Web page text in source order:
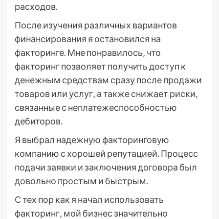
расходов.
После изучения различных вариантов
финансирования я остановился на
факторинге. Мне понравилось‚ что
факторинг позволяет получить доступ к
денежным средствам сразу после продажи
товаров или услуг‚ а также снижает риски‚
связанные с неплатежеспособностью
дебиторов.
Я выбрал надежную факторинговую
компанию с хорошей репутацией. Процесс
подачи заявки и заключения договора был
довольно простым и быстрым.
С тех пор как я начал использовать
факторинг‚ мой бизнес значительно